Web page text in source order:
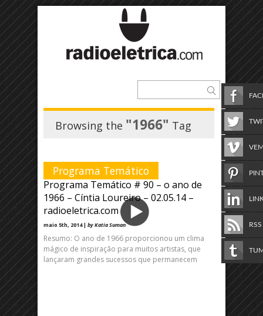
Browsing the "1966" Tag
Programa Temático
Programa Temático # 90 – o ano de
1966 – Cíntia Loureiro – 02.05.14 –
radioeletrica.com
maio 5th, 2014 | by Katia Suman
Resumo: O ano de 1966 proporcionou um clima
mágico de inspiração para muitos artistas, que
lançaram grandes sucessos que permanecem
RSS